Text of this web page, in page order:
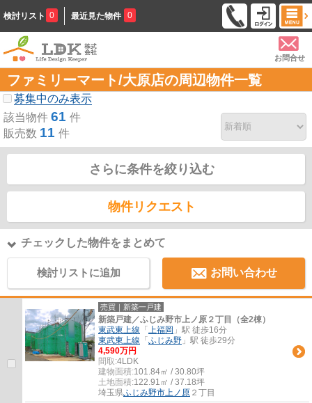
検討リスト 0 最近見た物件 0
お問合せ
ファミリーマート/大原店の周辺物件一覧
募集中のみ表示
該当物件 61 件
販売数 11 件
さらに条件を絞り込む
物件リクエスト
チェックした物件をまとめて
検討リストに追加 お問い合わせ
売買｜新築一戸建
新築戸建／ふじみ野市上ノ原２丁目（全2棟）
東武東上線 「 上福岡 」駅 徒歩16分
東武東上線 「 ふじみ野 」駅 徒歩29分
4,590万円
間取:4LDK
建物面積:101.84㎡ / 30.80坪
土地面積:122.91㎡ / 37.18坪
埼玉県ふじみ野市上ノ原 ２丁目